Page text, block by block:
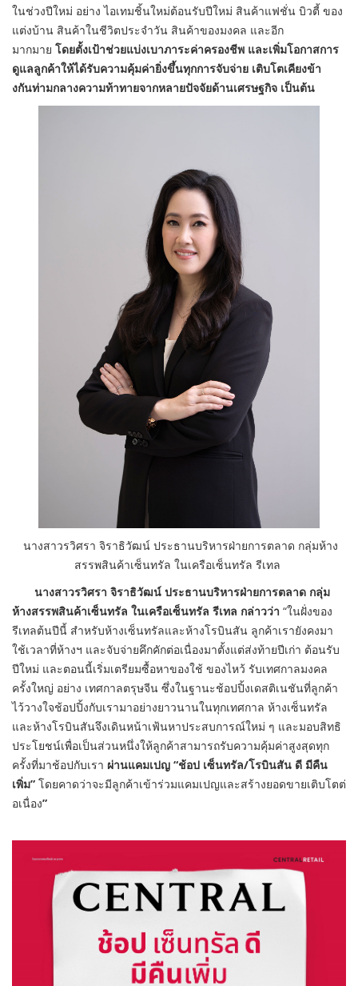
ในช่วงปีใหม่ อย่าง ไอเทมชิ้นใหม่ต้อนรับปีใหม่ สินค้าแฟชั่น บิวตี้ ของ
แต่งบ้าน สินค้าในชีวิตประจำวัน สินค้าของมงคล และอีก
มากมาย โดยตั้งเป้าช่วยแบ่งเบาภาระค่าครองชีพ และเพิ่มโอกาสการ
ดูแลลูกค้าให้ได้รับความคุ้มค่ายิ่งขึ้นทุกการจับจ่าย เติบโตเคียงข้า
งกันท่ามกลางความท้าทายจากหลายปัจจัยด้านเศรษฐกิจ เป็นต้น
นางสาวรวิศรา จิราธิวัฒน์ ประธานบริหารฝ่ายการตลาด กลุ่มห้าง
สรรพสินค้าเซ็นทรัล ในเครือเซ็นทรัล รีเทล
นางสาวรวิศรา จิราธิวัฒน์ ประธานบริหารฝ่ายการตลาด กลุ่ม
ห้างสรรพสินค้าเซ็นทรัล ในเครือเซ็นทรัล รีเทล กล่าวว่า “ในฝั่งของ
รีเทลต้นปีนี้ สำหรับห้างเซ็นทรัลและห้างโรบินสัน ลูกค้าเรายังคงมา
ใช้เวลาที่ห้างฯ และจับจ่ายคึกคักต่อเนื่องมาตั้งแต่ส่งท้ายปีเก่า ต้อนรับ
ปีใหม่ และตอนนี้เริ่มเตรียมซื้อหาของใช้ ของไหว้ รับเทศกาลมงคล
ครั้งใหญ่ อย่าง เทศกาลตรุษจีน ซึ่งในฐานะช้อปปิ้งเดสติเนชันที่ลูกค้า
ไว้วางใจช้อปปิ้งกับเรามาอย่างยาวนานในทุกเทศกาล ห้างเซ็นทรัล
และห้างโรบินสันจึงเดินหน้าเฟ้นหาประสบการณ์ใหม่ ๆ และมอบสิทธิ
ประโยชน์เพื่อเป็นส่วนหนึ่งให้ลูกค้าสามารถรับความคุ้มค่าสูงสุดทุก
ครั้งที่มาช้อปกับเรา ผ่านแคมเปญ “ช้อป เซ็นทรัล/โรบินสัน ดี มีคืน
เพิ่ม” โดยคาดว่าจะมีลูกค้าเข้าร่วมแคมเปญและสร้างยอดขายเติบโตต่
อเนื่อง”